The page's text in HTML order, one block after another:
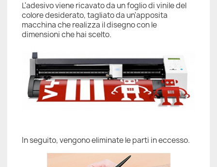
L'adesivo viene ricavato da un foglio di vinile del
colore desiderato, tagliato da un'apposita
macchina che realizza il disegno con le
dimensioni che hai scelto.
In seguito, vengono eliminate le parti in eccesso.